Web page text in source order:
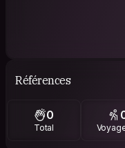
Références
0
Total